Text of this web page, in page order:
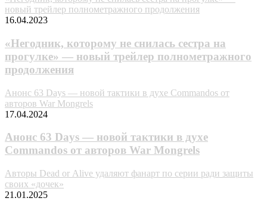
новый трейлер полнометражного продолжения
16.04.2023
«Негодник, которому не снилась сестра на
прогулке» — новый трейлер полнометражного
продолжения
Анонс 63 Days — новой тактики в духе Commandos от
авторов War Mongrels
17.04.2024
Анонс 63 Days — новой тактики в духе
Commandos от авторов War Mongrels
Авторы Dead or Alive удаляют фанарт по серии ради защиты
своих «дочек»
21.01.2025